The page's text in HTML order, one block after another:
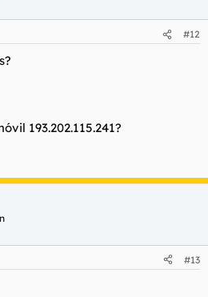
#12
193.202.115.241?
#13